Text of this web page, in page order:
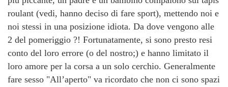
roulant (vedi, hanno deciso di fare sport), mettendo noi e
noi stessi in una posizione idiota. Da dove vengono alle
2 del pomeriggio ?! Fortunatamente, si sono presto resi
conto del loro errore (o del nostro;) e hanno limitato il
loro amore per la corsa a un solo cerchio. Generalmente
fare sesso "All’aperto" va ricordato che non ci sono spazi